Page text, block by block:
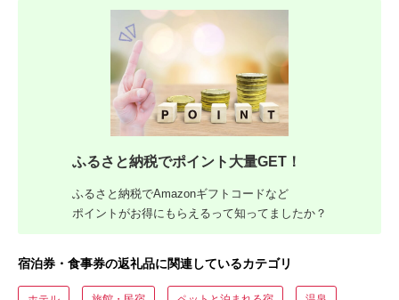
ふるさと納税でポイント大量GET！
ふるさと納税でAmazonギフトコードなど
ポイントがお得にもらえるって知ってましたか？
宿泊券・食事券の返礼品に関連しているカテゴリ